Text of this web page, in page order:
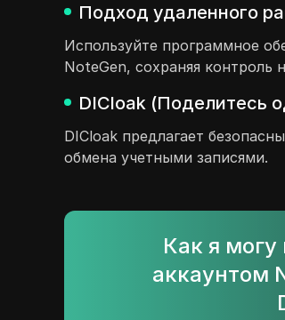
Подход удаленного
Используйте программное
NoteGen, сохраняя контроль
DICloak (Поделитесь
DICloak предлагает
обмена учетными записями.
Как я
аккаунтом